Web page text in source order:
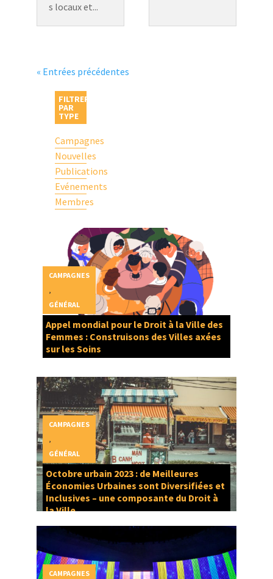
s locaux et...
« Entrées précédentes
FILTRER
PAR
TYPE
Campagnes
Nouvelles
Publications
Evénements
Membres
Appel mondial pour le Droit à la Ville des
Femmes : Construisons des Villes axées
sur les Soins
CAMPAGNES
,
GÉNÉRAL
Octobre urbain 2023 : de Meilleures
Économies Urbaines sont Diversifiées et
Inclusives – une composante du Droit à
la Ville
CAMPAGNES
,
GÉNÉRAL
CAMPAGNES